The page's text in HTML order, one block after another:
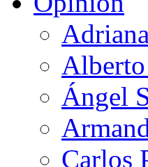
Ángel
Carlos